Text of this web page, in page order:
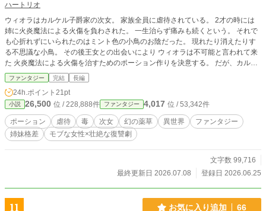
ハートリオ
ウィオラはカルケル子爵家の次女。 家族全員に虐待されている。 2才の時には
姉に火炎魔法による火傷を負わされた。 一生治らず痛みも続くという。 それで
も心折れずにいられたのはミント色の小鳥のお陰だった。 現れたり消えたりす
る不思議な小鳥。 その後王女との出会いにより ウィオラは不可能と言われて来
た 火炎魔法による火傷を治すためのポーション作りを決意する。 だが、カルケ
ル子爵家から邪魔が入り―― ウィオラは、 ミント色の小鳥は、 未来は―― ＊中
世ヨーロッパ風の異世界でのお話です ＊細かい設定（名前とか色とか本当に細
かい事）をチョコチョコ変えているので何度も確認してはいるのですが変な所が
あったらすみません。 ＊本作品の無断転載・AI学習への利用を禁止します。
ファンタジー 完結 長編
24h.ポイント 21pt
小説 26,500 位 / 228,888件 ファンタジー 4,017 位 / 53,342件
ポーション 虐待 毒 次女 幻の薬草 異世界
ファンタジー
姉妹格差
モブな女性×壮絶な復讐劇
文字数 99,716
最終更新日 2026.07.08
登録日 2026.06.25
11 お気に入り追加 66